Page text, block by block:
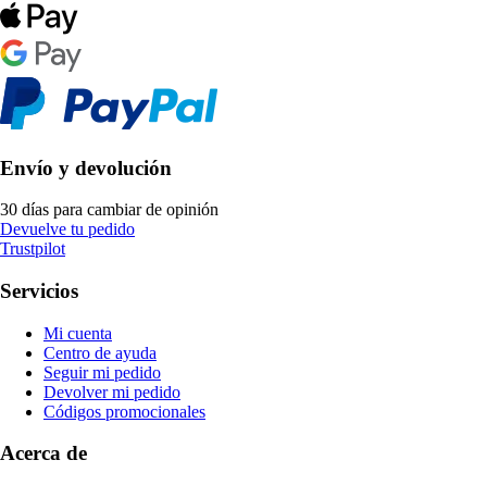
Envío y devolución
30 días para cambiar de opinión
Devuelve tu pedido
Trustpilot
Servicios
Mi cuenta
Centro de ayuda
Seguir mi pedido
Devolver mi pedido
Códigos promocionales
Acerca de